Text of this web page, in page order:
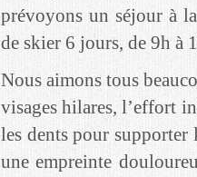
prévoyons un séjour à
de skier 6 jours, de 9h à
Nous aimons tous
visages hilares, l’effort
les dents pour supporter
une empreinte